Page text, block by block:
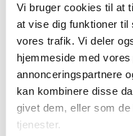
Vi bruger cookies til at
at vise dig funktioner til
vores trafik. Vi deler
hjemmeside med
annonceringspartnere
kan kombinere disse
givet dem, eller som
tjenester.